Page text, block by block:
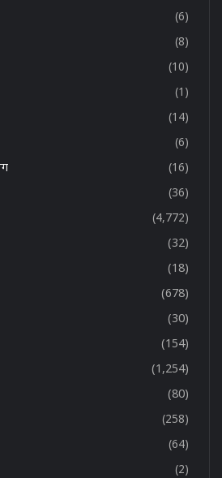
(6)
(8)
(10)
(1)
(14)
(6)
(16)
(36)
(4,772)
(32)
(18)
(678)
(30)
(154)
(1,254)
(80)
(258)
(64)
(2)